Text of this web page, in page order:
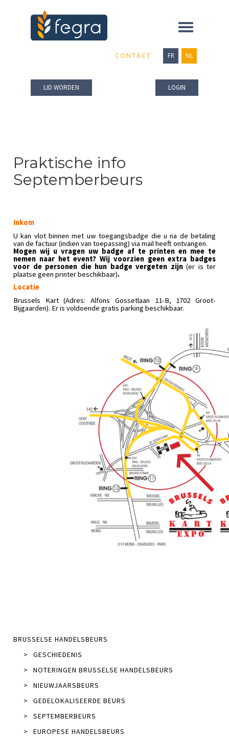
Toggle
CONTACT FR NL
LID WORDEN LOGIN
Praktische info
Septemberbeurs
Inkom
U kan vlot binnen met uw toegangsbadge die u na de betaling
van de factuur (indien van toepassing) via mail heeft ontvangen.
Mogen wij u vragen uw badge af te printen en mee te
nemen naar het event? Wij voorzien geen extra badges
voor depersonen die hun badge vergeten zijn (er is ter
plaatse geen printer beschikbaar).
Locatie
Brussels Kart(Adres: Alfons Gossetlaan 11-B, 1702 Groot-
Bijgaarden). Er is voldoende gratis parking beschikbaar.
BRUSSELSE HANDELSBEURS
>
GESCHIEDENIS
>
NOTERINGEN BRUSSELSE HANDELSBEURS
>
NIEUWJAARSBEURS
>
GEDELOKALISEERDE BEURS
>
SEPTEMBERBEURS
>
EUROPESE HANDELSBEURS